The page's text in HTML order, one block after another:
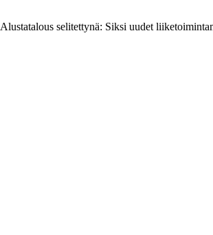
Alustatalous selitettynä: Siksi uudet